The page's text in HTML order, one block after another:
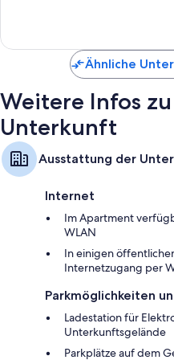
Ähnliche
Weitere Infos
Unterkunft
Ausstattung der
Internet
Im Apartment
WLAN
In einigen
Internetzugang per
Parkmöglichkeiten
Ladestation für
Unterkunftsgelände
Parkplätze auf dem